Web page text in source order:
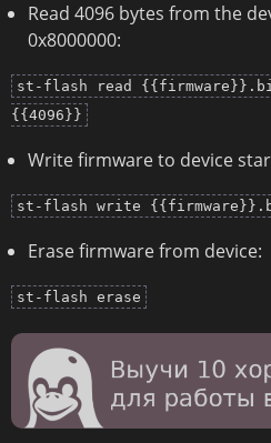
Read 4096 bytes from the
0x8000000:
st-flash read
{{4096}}
Write firmware to device
st-flash write
Erase firmware from device:
st-flash erase